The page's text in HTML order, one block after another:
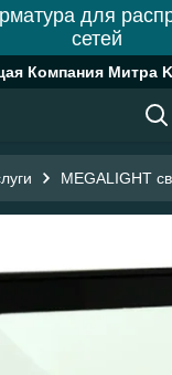
для
сетей
Компания Митра
MEGALIGHT